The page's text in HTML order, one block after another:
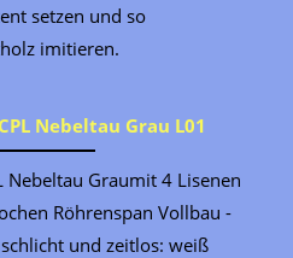
setzen und so
imitieren.
Nebeltau Grau L01
Nebeltau Graumit 4 Lisenen
Röhrenspan Vollbau -
und zeitlos: weiß